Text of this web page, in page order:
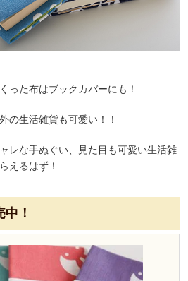
った布はブックカバーにも！
の生活雑貨も可愛い！！
レな手ぬぐい、見た目も可愛い生活雑
えるはず！
！